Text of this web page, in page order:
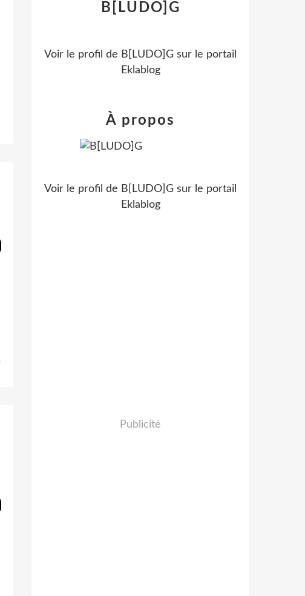
B[LUDO]G
Voir le profil de B[LUDO]G sur le portail
Eklablog
À propos
Voir le profil de B[LUDO]G sur le portail
Eklablog
Publicité